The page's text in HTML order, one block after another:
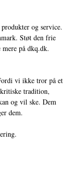
og service.
Støt den frie
på dkq.dk.
vi ikke tror på et
tradition,
og vil ske. Dem
dem.